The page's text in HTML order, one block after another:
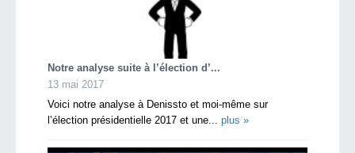
Notre analyse suite à l’élection d’...
13 mai 2017
Voici notre analyse à Denissto et moi-même sur
l’élection présidentielle 2017 et une... plus »